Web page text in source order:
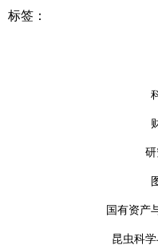
标签：
国有资产
昆虫科